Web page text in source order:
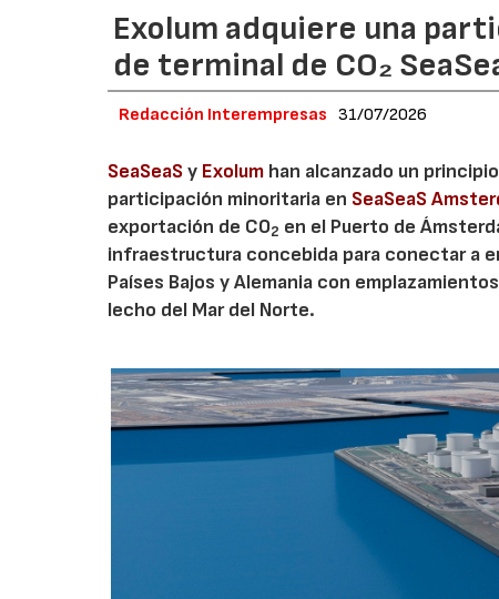
Exolum adquiere una
de terminal de CO₂
Redacción Interempresas 31/07/2026
SeaSeaSy Exolum han alcanzado un
participación minoritaria en SeaSeaS
exportación de CO2 en el Puerto de
infraestructura concebida para conectar a
Países Bajos y Alemania con
lecho del Mar del Norte.